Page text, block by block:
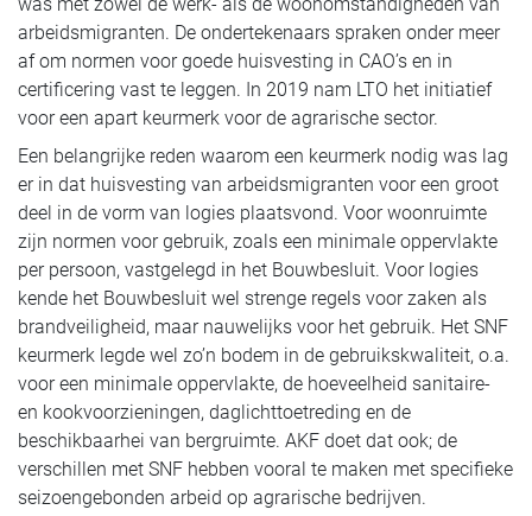
arbeidsmigranten. De ondertekenaars spraken onder meer
af om normen voor goede huisvesting in CAO’s en in
certificering vast te leggen. In 2019 nam LTO het initiatief
voor een apart keurmerk voor de agrarische sector.
Een belangrijke reden waarom een keurmerk nodig was lag
er in dat huisvesting van arbeidsmigranten voor een groot
deel in de vorm van logies plaatsvond. Voor woonruimte
zijn normen voor gebruik, zoals een minimale oppervlakte
per persoon, vastgelegd in het Bouwbesluit. Voor logies
kende het Bouwbesluit wel strenge regels voor zaken als
brandveiligheid, maar nauwelijks voor het gebruik. Het SNF
keurmerk legde wel zo’n bodem in de gebruikskwaliteit, o.a.
voor een minimale oppervlakte, de hoeveelheid sanitaire-
en kookvoorzieningen, daglichttoetreding en de
beschikbaarhei van bergruimte. AKF doet dat ook; de
verschillen met SNF hebben vooral te maken met specifieke
seizoengebonden arbeid op agrarische bedrijven.